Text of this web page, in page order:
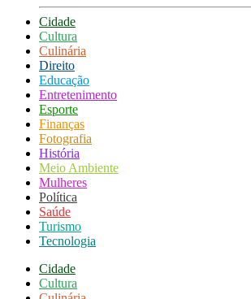
Cidade
Cultura
Culinária
Direito
Educação
Entretenimento
Esporte
Finanças
Fotografia
História
Meio Ambiente
Mulheres
Política
Saúde
Turismo
Tecnologia
Cidade
Cultura